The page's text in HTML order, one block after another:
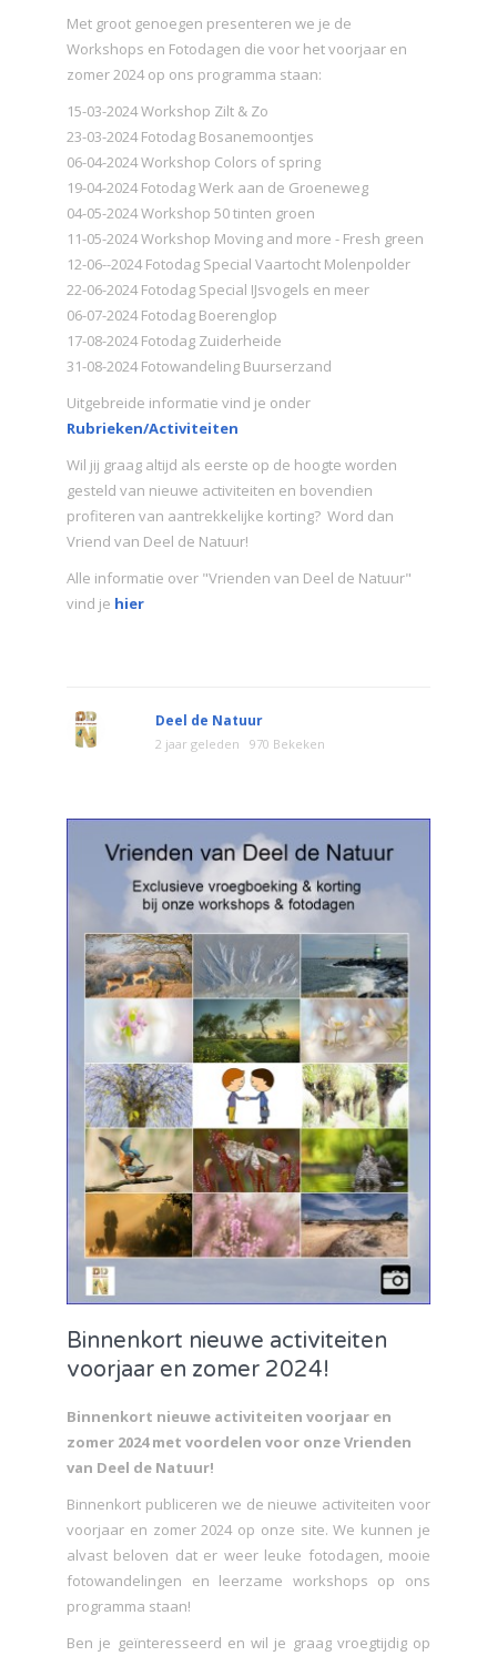
Met groot genoegen presenteren we je de
Workshops en Fotodagen die voor het voorjaar en
zomer 2024 op ons programma staan:
15-03-2024 Workshop Zilt & Zo
23-03-2024 Fotodag Bosanemoontjes
06-04-2024 Workshop Colors of spring
19-04-2024 Fotodag Werk aan de Groeneweg
04-05-2024 Workshop 50 tinten groen
11-05-2024 Workshop Moving and more - Fresh green
12-06--2024 Fotodag Special Vaartocht Molenpolder
22-06-2024 Fotodag Special IJsvogels en meer
06-07-2024 Fotodag Boerenglop
17-08-2024 Fotodag Zuiderheide
31-08-2024 Fotowandeling Buurserzand
Uitgebreide informatie vind je onder
Rubrieken/Activiteiten
Wil jij graag altijd als eerste op de hoogte worden
gesteld van nieuwe activiteiten en bovendien
profiteren van aantrekkelijke korting? Word dan
Vriend van Deel de Natuur!
Alle informatie over "Vrienden van Deel de Natuur"
vind je hier
Deel de Natuur
2 jaar geleden 970 Bekeken
Binnenkort nieuwe activiteiten
voorjaar en zomer 2024!
Binnenkort nieuwe activiteiten voorjaar en
zomer 2024 met voordelen voor onze Vrienden
van Deel de Natuur!
Binnenkort publiceren we de nieuwe activiteiten voor
voorjaar en zomer 2024 op onze site. We kunnen je
alvast beloven dat er weer leuke fotodagen, mooie
fotowandelingen en leerzame workshops op ons
programma staan!
Ben je geïnteresseerd en wil je graag vroegtijdig op